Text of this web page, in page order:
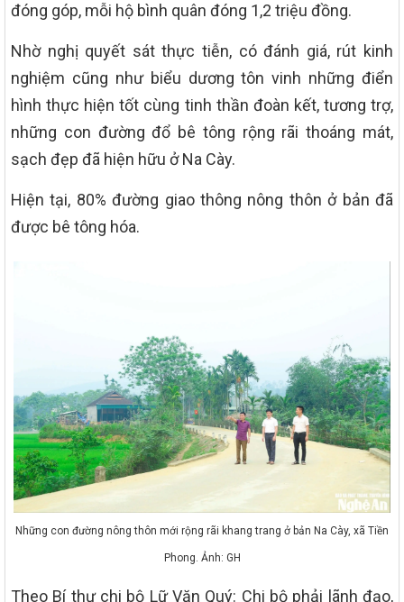
đóng góp, mỗi hộ bình quân đóng 1,2 triệu đồng.
Nhờ nghị quyết sát thực tiễn, có đánh giá, rút kinh
nghiệm cũng như biểu dương tôn vinh những điển
hình thực hiện tốt cùng tinh thần đoàn kết, tương trợ,
những con đường đổ bê tông rộng rãi thoáng mát,
sạch đẹp đã hiện hữu ở Na Cày.
Hiện tại, 80% đường giao thông nông thôn ở bản đã
được bê tông hóa.
Những con đường nông thôn mới rộng rãi khang trang ở bản Na Cày, xã Tiền
Phong. Ảnh: GH
Theo Bí thư chi bộ Lữ Văn Quý: Chi bộ phải lãnh đạo,